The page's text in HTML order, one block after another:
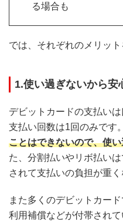
る場合も
では、それぞれのメリット
1.使い過ぎないから安
デビットカードの支払い
支払い回数は1回のみです。
ことはできないので、使
た、分割払いやリボ払い
されて支払いの負担が重
また多くのデビットカー
利用補償などが付帯され